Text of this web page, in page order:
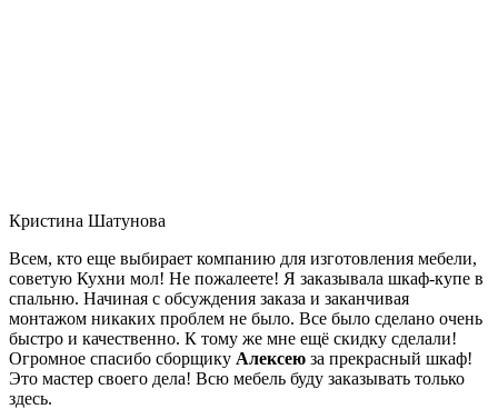
Кристина Шатунова
Всем, кто еще выбирает компанию для изготовления мебели,
советую Кухни мол! Не пожалеете! Я заказывала шкаф-купе в
спальню. Начиная с обсуждения заказа и заканчивая
монтажом никаких проблем не было. Все было сделано очень
быстро и качественно. К тому же мне ещё скидку сделали!
Огромное спасибо сборщику Алексею за прекрасный шкаф!
Это мастер своего дела! Всю мебель буду заказывать только
здесь.